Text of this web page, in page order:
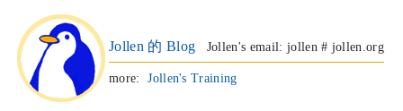
Jollen 的 Blog Jollen's email: jollen # jollen.org
more:Jollen's Training